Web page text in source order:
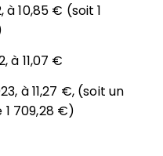
à 10,85 € (soit 1
à 11,07 €
à 11,27 €, (soit un
709,28 €)